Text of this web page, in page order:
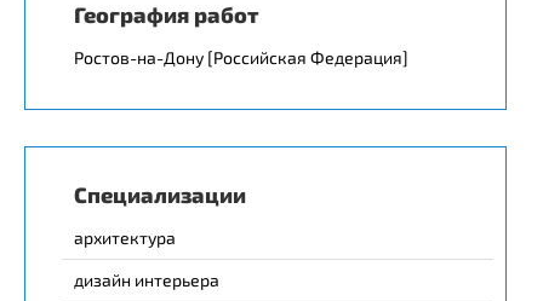
География работ
Ростов-на-Дону [Российская Федерация]
Специализации
архитектура
дизайн интерьера